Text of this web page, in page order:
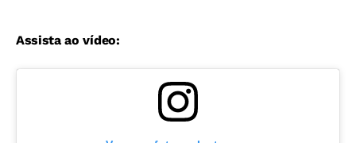
Assista ao vídeo: